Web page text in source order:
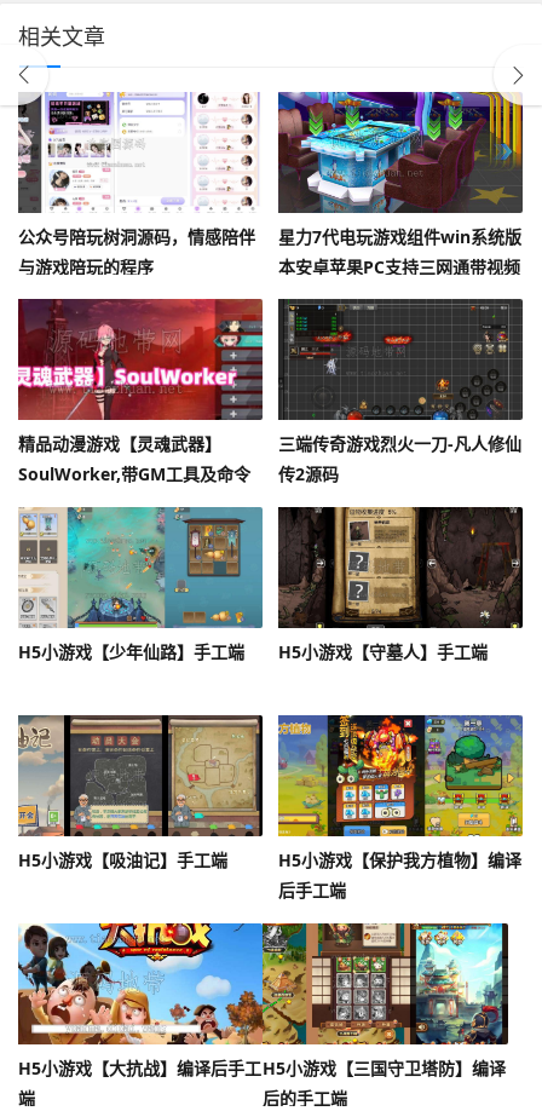
相关文章
公众号陪玩树洞源码，情感陪伴
与游戏陪玩的程序
星力7代电玩游戏组件win系统版
本安卓苹果PC支持三网通带视频
搭建教程
精品动漫游戏【灵魂武器】
SoulWorker,带GM工具及命令
+物品ID+安装及使用视频教程
三端传奇游戏烈火一刀-凡人修仙
传2源码
H5小游戏【少年仙路】手工端 H5小游戏【守墓人】手工端
H5小游戏【吸油记】手工端
H5小游戏【保护我方植物】编译
后手工端
H5小游戏【大抗战】编译后手工
端
H5小游戏【三国守卫塔防】编译
后的手工端